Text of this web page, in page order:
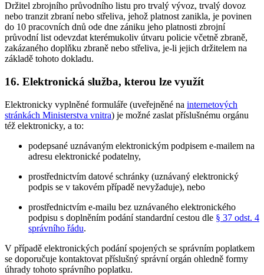
Držitel zbrojního průvodního listu pro trvalý vývoz, trvalý dovoz
nebo tranzit zbraní nebo střeliva, jehož platnost zanikla, je povinen
do 10 pracovních dnů ode dne zániku jeho platnosti zbrojní
průvodní list odevzdat kterémukoliv útvaru policie včetně zbraně,
zakázaného doplňku zbraně nebo střeliva, je-li jejich držitelem na
základě tohoto dokladu.
16. Elektronická služba, kterou lze využít
Elektronicky vyplněné formuláře (uveřejněné na internetových
stránkách Ministerstva vnitra) je možné zaslat příslušnému orgánu
též elektronicky, a to:
podepsané uznávaným elektronickým podpisem e-mailem na
adresu elektronické podatelny,
prostřednictvím datové schránky (uznávaný elektronický
podpis se v takovém případě nevyžaduje), nebo
prostřednictvím e-mailu bez uznávaného elektronického
podpisu s doplněním podání standardní cestou dle § 37 odst. 4
správního řádu.
V případě elektronických podání spojených se správním poplatkem
se doporučuje kontaktovat příslušný správní orgán ohledně formy
úhrady tohoto správního poplatku.